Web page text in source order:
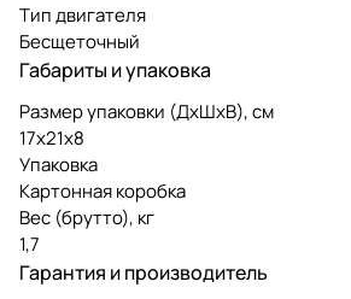
Тип двигателя
Бесщеточный
Габариты и упаковка
Размер упаковки (ДxШxВ), см
17x21x8
Упаковка
Картонная коробка
Вес (брутто), кг
1,7
Гарантия и производитель